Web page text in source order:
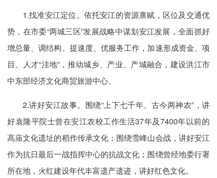
1.找准安江定位。依托安江的资源禀赋，区位及交通优
势，在市委“两城三区”发展战略中谋划安江发展，全面抓好
增总量、调结构、提速度、优服务工作，加速形成资金、项
目、人才“洼地”，推动城乡、产业、产城融合，建设洪江市
中东部经济文化商贸旅游中心。
2.讲好安江故事。围绕“上下七千年、古今两神农”，讲
好袁隆平院士曾在安江农校工作生活37年及7400年以前的
高庙文化遗址的稻作传承文化；围绕雪峰山会战，讲好安江
作为抗日最后一战指挥中心的抗战文化；围绕曾经地委行署
所在地，火红建设年代丰富遗产遗迹，讲好红色文化。